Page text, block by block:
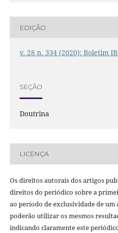
EDIÇÃO
v. 28 n. 334 (2020): Boletim
SEÇÃO
Doutrina
LICENÇA
Os direitos autorais dos artigos
direitos do periódico sobre a
ao período de exclusividade de um
poderão utilizar os mesmos
indicando claramente este